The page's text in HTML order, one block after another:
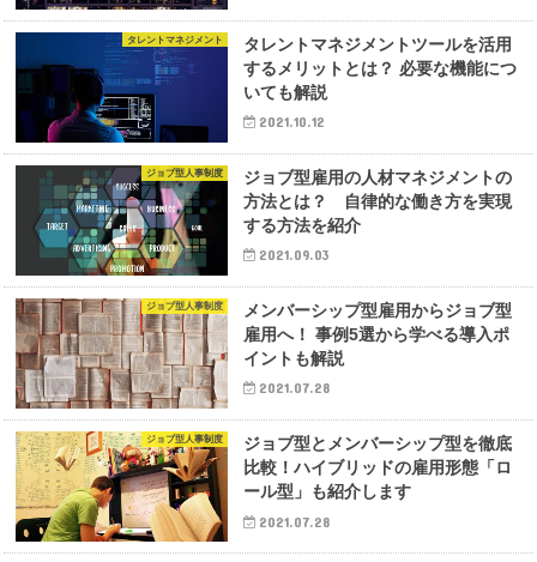
タレントマネジメント
タレントマネジメントツールを活用
するメリットとは？ 必要な機能につ
いても解説
2021.10.12
ジョブ型人事制度
ジョブ型雇用の人材マネジメントの
方法とは？ 自律的な働き方を実現
する方法を紹介
2021.09.03
ジョブ型人事制度
メンバーシップ型雇用からジョブ型
雇用へ！ 事例5選から学べる導入ポ
イントも解説
2021.07.28
ジョブ型人事制度
ジョブ型とメンバーシップ型を徹底
比較！ハイブリッドの雇用形態「ロ
ール型」も紹介します
2021.07.28